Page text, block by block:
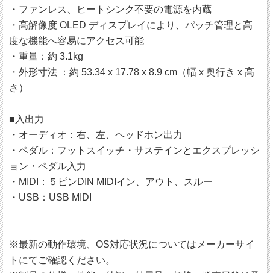
・ファンレス、ヒートシンク不要の電源を内蔵
・高解像度 OLED ディスプレイにより、パッチ管理と高
度な機能へ容易にアクセス可能
・重量：約 3.1kg
・外形寸法 ：約 53.34 x 17.78 x 8.9 cm（幅 x 奥行き x 高
さ）
■入出力
・オーディオ：右、左、ヘッドホン出力
・ペダル：フットスイッチ・サステインとエクスプレッシ
ョン・ペダル入力
・MIDI：５ピンDIN MIDIイン、アウト、スルー
・USB：USB MIDI
※最新の動作環境、OS対応状況についてはメーカーサイ
トにてご確認ください。